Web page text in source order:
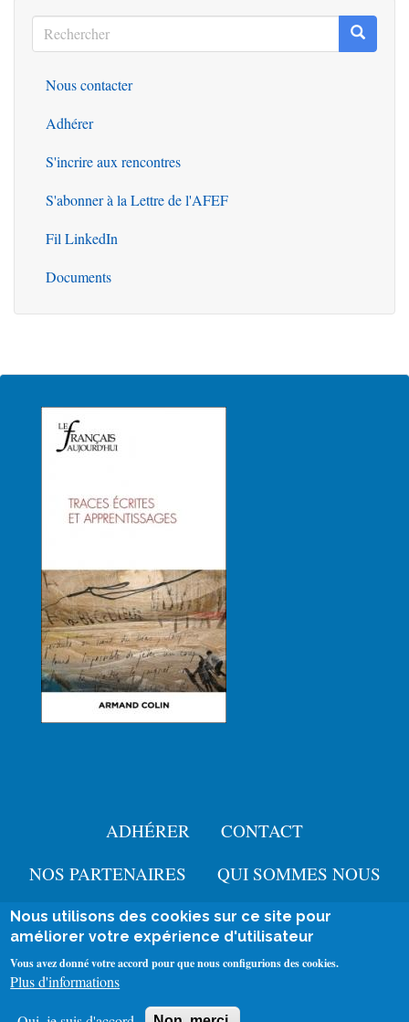
Rechercher
Rechercher
Outils
Nous contacter
Adhérer
S'incrire aux rencontres
S'abonner à la Lettre de l'AFEF
Fil LinkedIn
Documents
Pied
de
page
ADHÉRER
CONTACT
NOS PARTENAIRES
QUI SOMMES NOUS
Menu
Policy
Mentions légales
User
account
Se connecter
Nous utilisons des cookies sur ce site pour
améliorer votre expérience d'utilisateur
Vous avez donné votre accord pour que nous configurions des cookies.
Plus d'informations